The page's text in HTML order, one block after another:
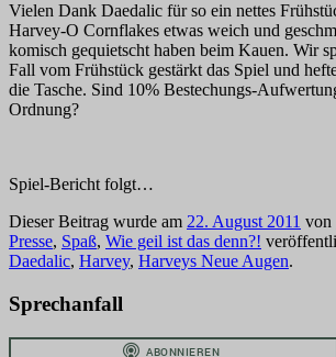
Vielen Dank Daedalic für so ein nettes
Harvey-O Cornflakes etwas weich und
komisch gequietscht haben beim Kauen. Wir
Fall vom Frühstück gestärkt das Spiel und
die Tasche. Sind 10% Bestechungs-
Ordnung?
Spiel-Bericht folgt…
Dieser Beitrag wurde am 22. August 2011 von
Presse, Spaß, Wie geil ist das denn?!
Daedalic, Harvey, Harveys Neue Augen.
Sprechanfall